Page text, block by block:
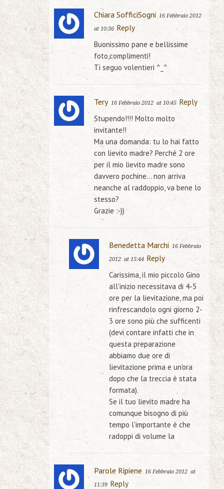
Chiara SofficiSogni 16 Febbraio 2012
at 10:36 Reply
Buonissimo pane e bellissime
foto,complimenti!
Ti seguo volentieri ^_^
Tery 16 Febbraio 2012 at 10:45 Reply
Stupendo!!!! Molto molto
invitante!!
Ma una domanda: tu lo hai fatto
con lievito madre? Perché 2 ore
per il mio lievito madre sono
davvero pochine… non arriva
neanche al raddoppio, va bene lo
stesso?
Grazie :-))
Benedetta Marchi 16 Febbraio
2012 at 15:44 Reply
Carissima, il mio piccolo Gino
all'inizio necessitava di 4-5
ore per la lievitazione, ma poi
rinfrescandolo ogni giorno 2-
3 ore sono più che sufficenti
(devi contare infatti che in
questa preparazione
abbiamo due ore di
lievitazione prima e un'ora
dopo che la treccia è stata
formata).
Se il tuo lievito madre ha
comunque bisogno di più
tempo l'importante è che
radoppi di volume la
Parole Ripiene 16 Febbraio 2012 at
11:39 Reply